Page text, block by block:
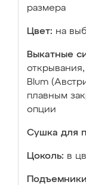
размера
Цвет: на
Выкатные
Blum
плавным
опции
Сушка для
Цоколь: в